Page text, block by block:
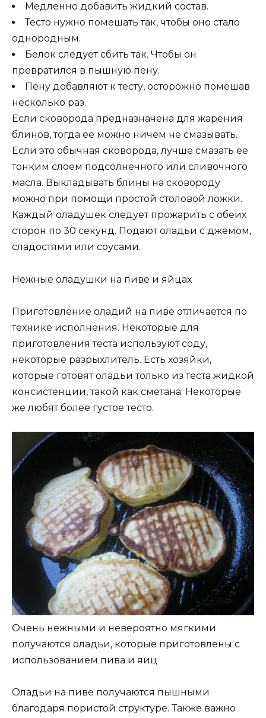
Медленно добавить жидкий состав.
Тесто нужно помешать так, чтобы оно стало
однородным.
Белок следует сбить так. Чтобы он
превратился в пышную пену.
Пену добавляют к тесту, осторожно помешав
несколько раз.
Если сковорода предназначена для жарения
блинов, тогда ее можно ничем не смазывать.
Если это обычная сковорода, лучше смазать ее
тонким слоем подсолнечного или сливочного
масла. Выкладывать блины на сковороду
можно при помощи простой столовой ложки.
Каждый оладушек следует прожарить с обеих
сторон по 30 секунд. Подают оладьи с джемом,
сладостями или соусами.
Нежные оладушки на пиве и яйцах
Приготовление оладий на пиве отличается по
технике исполнения. Некоторые для
приготовления теста используют соду,
некоторые разрыхлитель. Есть хозяйки,
которые готовят оладьи только из теста жидкой
консистенции, такой как сметана. Некоторые
же любят более густое тесто.
Очень нежными и невероятно мягкими
получаются оладьи, которые приготовлены с
использованием пива и яиц
Оладьи на пиве получаются пышными
благодаря пористой структуре. Также важно